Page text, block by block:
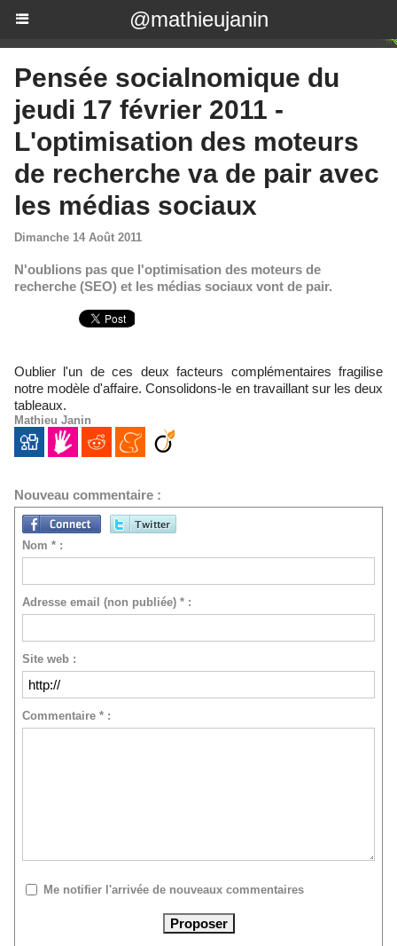
@mathieujanin
Pensée socialnomique du
jeudi 17 février 2011 -
L'optimisation des moteurs
de recherche va de pair avec
les médias sociaux
Dimanche 14 Août 2011
N'oublions pas que l'optimisation des moteurs de
recherche (SEO) et les médias sociaux vont de pair.
Oublier l'un de ces deux facteurs complémentaires fragilise
notre modèle d'affaire. Consolidons-le en travaillant sur les deux
tableaux.
Mathieu Janin
Nouveau commentaire :
Nom * :
Adresse email (non publiée) * :
Site web :
Commentaire * :
Me notifier l'arrivée de nouveaux commentaires